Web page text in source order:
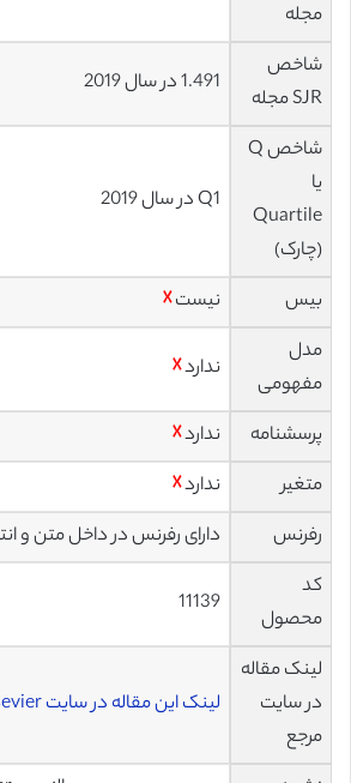
مجله
شاخص
SJR مجله
1.491 در سال 2019
شاخص Q
یا
Quartile
(چارک)
Q1 در سال 2019
بیس نیست☓
مدل
مفهومی
ندارد☓
پرسشنامه ندارد☓
متغیر
ندارد☓
رفرنس
دارای رفرنس در داخل متن و
کد
محصول
11139
لینک مقاله
در سایت
مرجع
لینک این مقاله در سایت Elsevier